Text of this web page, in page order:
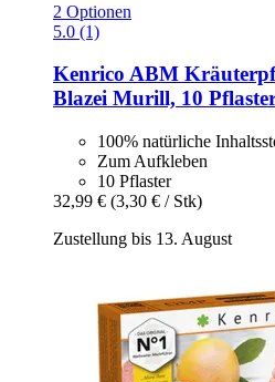
2 Optionen
5.0 (1)
Kenrico ABM
Blazei Murill, 10
100% natürliche
Zum Aufkleben
10 Pflaster
32,99 € (3,30 € / Stk)
Zustellung bis 13. August